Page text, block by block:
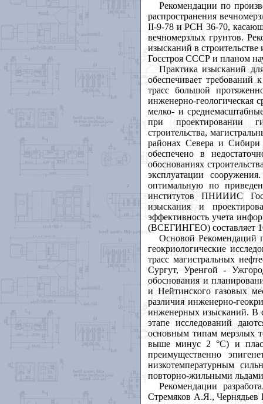
Рекомендации по
распространения
II-9-78 и РСН 36-70,
вечномерзлых грунтов.
изысканий в
Госстроя СССР и планом
Практика изысканий
обеспечивает
трасс большой
инженерно-геологическая
мелко- и
при проектировании
строительства,
районах Севера и Сибири
обеспечено в
обоснованиях
эксплуатации
оптимальную по
институтов ПНИИИС
изыскания и
эффективность учета
(ВСЕГИНГЕО) составляет
Основой
геокриологические
трасс магистральных
Сургут, Уренгой -
обоснования и
и Нейтинского газовых
различия инженерно-
инженерных изысканий. В
этапе исследований
основным типам мерзлых
выше минус 2°С) и
преимущественно
низкотемпературным
повторно-жильными
Рекомендации
Стремяков А.Я.,